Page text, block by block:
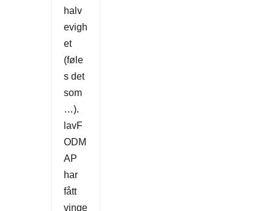
halv
evigh
et
(føle
s det
som
…).
lavF
ODM
AP
har
fått
vinge